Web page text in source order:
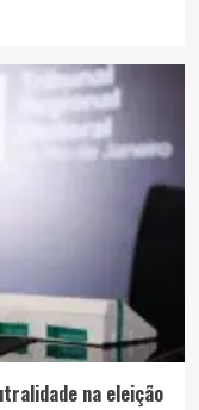
na eleição